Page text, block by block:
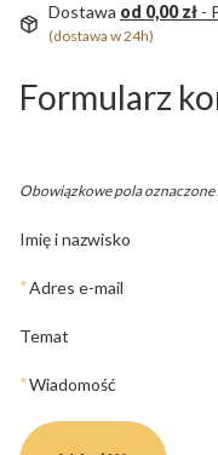
Dostawa od 0,00 zł -
(dostawa w 24h)
Formularz
Obowiązkowe pola oznaczone
Imię i nazwisko
*Adres e-mail
Temat
*Wiadomość